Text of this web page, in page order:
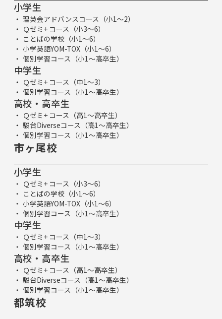
小学生
理英会アドバンスコース（小1～2）
Ｑゼミ+ コース（小3～6）
ことばの学校（小1～6）
小学英語YOM-TOX（小1～6）
個別学習コース（小1～高卒生）
中学生
Ｑゼミ+ コース（中1～3）
個別学習コース（小1～高卒生）
高校・高卒生
Ｑゼミ+ コース（高1～高卒生）
駿台Diverseコース（高1～高卒生）
個別学習コース（小1～高卒生）
市ヶ尾校
小学生
Ｑゼミ+ コース（小3～6）
ことばの学校（小1～6）
小学英語YOM-TOX（小1～6）
個別学習コース（小1～高卒生）
中学生
Ｑゼミ+ コース（中1～3）
個別学習コース（小1～高卒生）
高校・高卒生
Ｑゼミ+ コース（高1～高卒生）
駿台Diverseコース（高1～高卒生）
個別学習コース（小1～高卒生）
都筑校